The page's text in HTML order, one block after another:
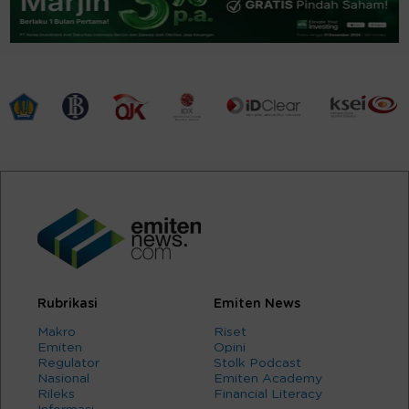
Rubrikasi
Makro
Emiten
Regulator
Nasional
Rileks
Emiten News
Riset
Opini
Stolk Podcast
Emiten Academy
Financial Literacy